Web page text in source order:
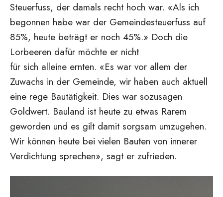
Steuerfuss, der damals recht hoch war. «Als ich
begonnen habe war der Gemeindesteuerfuss auf
85%, heute beträgt er noch 45%.» Doch die
Lorbeeren dafür möchte er nicht
für sich alleine ernten. «Es war vor allem der
Zuwachs in der Gemeinde, wir haben auch aktuell
eine rege Bautätigkeit. Dies war sozusagen
Goldwert. Bauland ist heute zu etwas Rarem
geworden und es gilt damit sorgsam umzugehen.
Wir können heute bei vielen Bauten von innerer
Verdichtung sprechen», sagt er zufrieden.